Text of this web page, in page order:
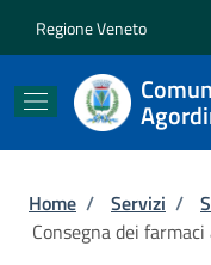
Regione Veneto
Briciole di
Home / Servizi /
Consegna dei